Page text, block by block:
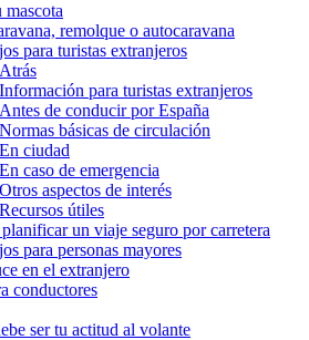
mascota
remolque o autocaravana
para turistas extranjeros
Atrás
Información para turistas extranjeros
Antes de conducir por España
Normas básicas de circulación
En ciudad
En caso de emergencia
Otros aspectos de interés
Recursos útiles
un viaje seguro por carretera
para personas mayores
en el extranjero
conductores
ser tu actitud al volante